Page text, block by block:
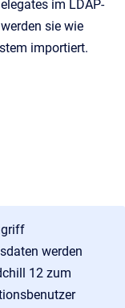
im LDAP-
sie wie
importiert.
werden
12 zum